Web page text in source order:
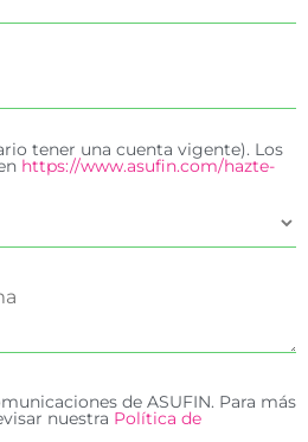
tener una cuenta vigente). Los
https://www.asufin.com/hazte-
de ASUFIN. Para más
nuestra Política de